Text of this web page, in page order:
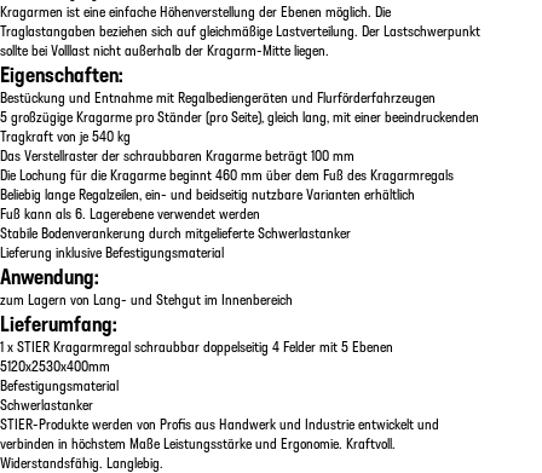
Kragarmen ist eine einfache Höhenverstellung der Ebenen möglich. Die
Traglastangaben beziehen sich auf gleichmäßige Lastverteilung. Der Lastschwerpunkt
sollte bei Volllast nicht außerhalb der Kragarm-Mitte liegen.
Eigenschaften:
Bestückung und Entnahme mit Regalbediengeräten und Flurförderfahrzeugen
5 großzügige Kragarme pro Ständer (pro Seite), gleich lang, mit einer beeindruckenden
Tragkraft von je 540 kg
Das Verstellraster der schraubbaren Kragarme beträgt 100 mm
Die Lochung für die Kragarme beginnt 460 mm über dem Fuß des Kragarmregals
Beliebig lange Regalzeilen, ein- und beidseitig nutzbare Varianten erhältlich
Fuß kann als 6. Lagerebene verwendet werden
Stabile Bodenverankerung durch mitgelieferte Schwerlastanker
Lieferung inklusive Befestigungsmaterial
Anwendung:
zum Lagern von Lang- und Stehgut im Innenbereich
Lieferumfang:
1 x STIER Kragarmregal schraubbar doppelseitig 4 Felder mit 5 Ebenen
5120x2530x400mm
Befestigungsmaterial
Schwerlastanker
STIER-Produkte werden von Profis aus Handwerk und Industrie entwickelt und
verbinden in höchstem Maße Leistungsstärke und Ergonomie. Kraftvoll.
Widerstandsfähig. Langlebig.